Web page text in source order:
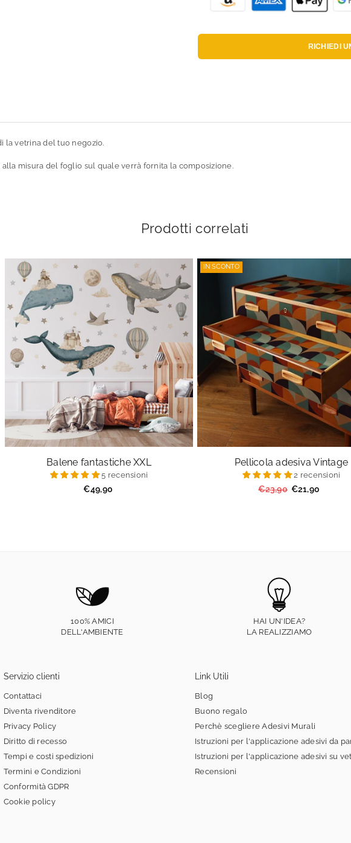
RICHIEDI
la vetrina del tuo negozio.
misura del foglio sul quale verrà fornita la composizione.
Prodotti correlati
Balene fantastiche XXL
5 recensioni
Prezzo
€49,90
IN SCONTO
Pellicola adesiva Vintage
2 recensioni
Prezzo
€23,90 €21,90
100% AMICI
DELL'AMBIENTE
HAI UN'IDEA?
LA REALIZZIAMO
Servizio clienti
Contattaci
Diventa rivenditore
Privacy Policy
Diritto di recesso
Tempi e costi spedizioni
Termini e Condizioni
Conformità GDPR
Cookie policy
Link Utili
Blog
Buono regalo
Perchè scegliere Adesivi Murali
Istruzioni per l'applicazione adesivi da
Istruzioni per l'applicazione adesivi su
Recensioni